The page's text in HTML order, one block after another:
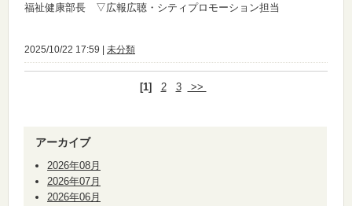
福祉健康部長 ▽広報広聴・シティプロモーション担当
2025/10/22 17:59 | 未分類
[1] 2 3 >>
アーカイブ
2026年08月
2026年07月
2026年06月